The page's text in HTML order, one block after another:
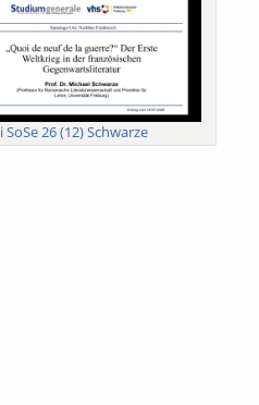
SoSe 26 (12) Schwarze